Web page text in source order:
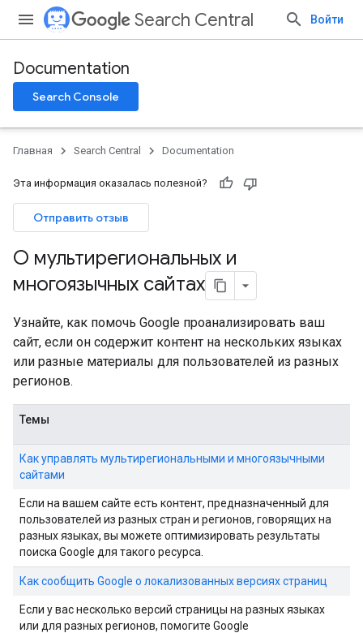
Search Central Войти
Documentation
Search Console
Главная Search Central Documentation
Эта информация оказалась полезной?
Отправить отзыв
О мультирегиональных и
многоязычных сайтах
Узнайте, как помочь Google проанализировать ваш
сайт, если он содержит контент на нескольких языках
или разные материалы для пользователей из разных
регионов.
Темы
Как управлять мультирегиональными и многоязычными
сайтами
Если на вашем сайте есть контент, предназначенный для
пользователей из разных стран и регионов, говорящих на
разных языках, вы можете оптимизировать результаты
поиска Google для такого ресурса.
Как сообщить Google о локализованных версиях страниц
Если у вас несколько версий страницы на разных языках
или для разных регионов, помогите Google